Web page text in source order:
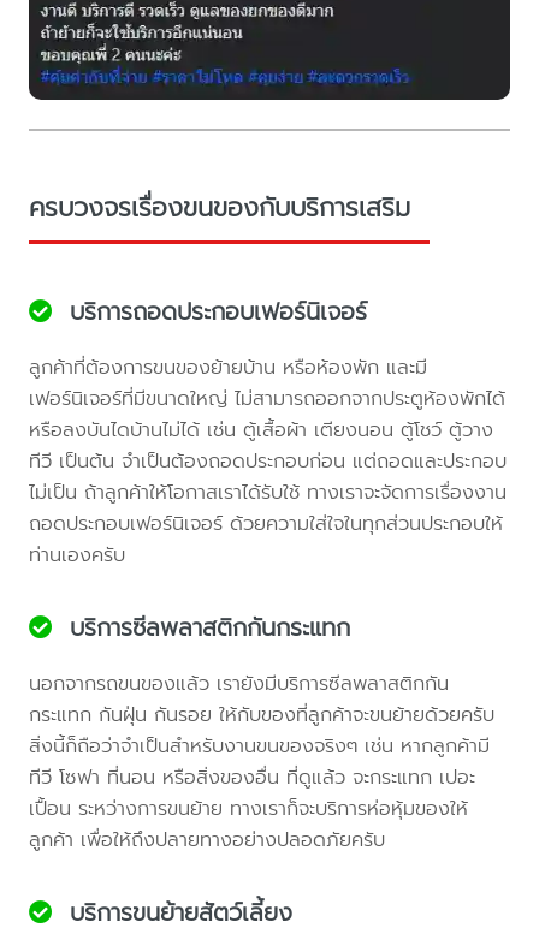
ครบวงจรเรื่องขนของกับบริการเสริม
บริการถอดประกอบเฟอร์นิเจอร์
ลูกค้าที่ต้องการขนของย้ายบ้าน หรือห้องพัก และมี
เฟอร์นิเจอร์ที่มีขนาดใหญ่ ไม่สามารถออกจากประตูห้องพักได้
หรือลงบันไดบ้านไม่ได้ เช่น ตู้เสื้อผ้า เตียงนอน ตู้โชว์ ตู้วาง
ทีวี เป็นต้น จำเป็นต้องถอดประกอบก่อน แต่ถอดและประกอบ
ไม่เป็น ถ้าลูกค้าให้โอกาสเราได้รับใช้ ทางเราจะจัดการเรื่องงาน
ถอดประกอบเฟอร์นิเจอร์ ด้วยความใส่ใจในทุกส่วนประกอบให้
ท่านเองครับ
บริการซีลพลาสติกกันกระแทก
นอกจากรถขนของแล้ว เรายังมีบริการซีลพลาสติกกัน
กระแทก กันฝุ่น กันรอย ให้กับของที่ลูกค้าจะขนย้ายด้วยครับ
สิ่งนี้ก็ถือว่าจำเป็นสำหรับงานขนของจริงๆ เช่น หากลูกค้ามี
ทีวี โซฟา ที่นอน หรือสิ่งของอื่น ที่ดูแล้ว จะกระแทก เปอะ
เปื้อน ระหว่างการขนย้าย ทางเราก็จะบริการห่อหุ้มของให้
ลูกค้า เพื่อให้ถึงปลายทางอย่างปลอดภัยครับ
บริการขนย้ายสัตว์เลี้ยง